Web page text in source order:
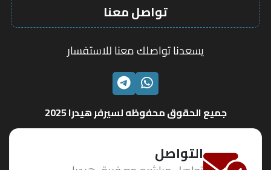
تواصل معنا
يسعدنا تواصلك معنا للاستفسار
الواتسابتليجرام
جميع الحقوق محفوظه لسيرفر هيدرا 2025
التواصل